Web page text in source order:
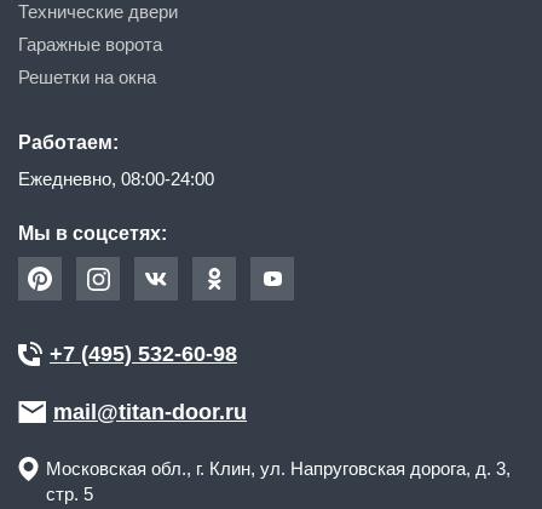
Технические двери
Гаражные ворота
Решетки на окна
Работаем:
Ежедневно, 08:00-24:00
Мы в соцсетях:
+7 (495) 532-60-98
mail@titan-door.ru
Московская обл., г. Клин, ул. Напруговская дорога, д. 3,
стр. 5